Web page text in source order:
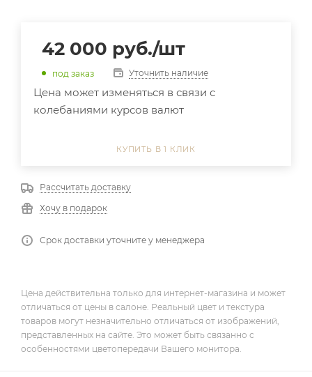
42 000 руб./шт
под заказ Уточнить наличие
Цена может изменяться в связи с
колебаниями курсов валют
КУПИТЬ В 1 КЛИК
Рассчитать доставку
Хочу в подарок
Срок доставки уточните у менеджера
Цена действительна только для интернет-магазина и может
отличаться от цены в салоне. Реальный цвет и текстура
товаров могут незначительно отличаться от изображений,
представленных на сайте. Это может быть связанно с
особенностями цветопередачи Вашего монитора.